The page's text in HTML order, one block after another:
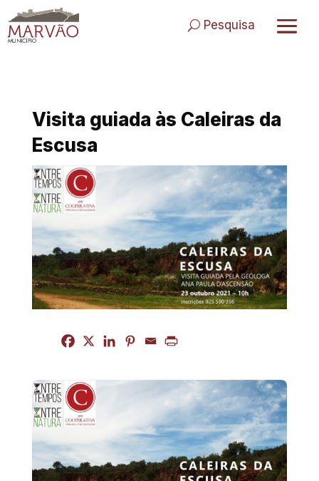
to
content
Pesquisa
Visita guiada às Caleiras da
Escusa